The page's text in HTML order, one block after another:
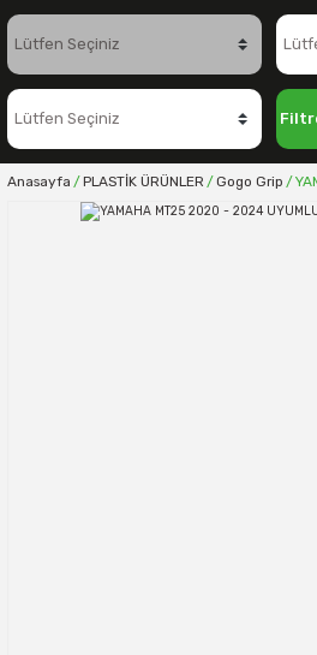
Anasayfa PLASTİK ÜRÜNLER Gogo Grip